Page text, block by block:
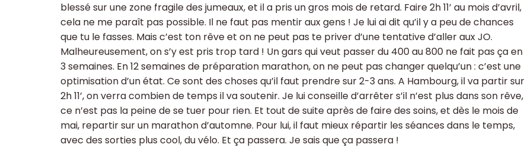
blessé sur une zone fragile des jumeaux, et il a pris un gros mois de retard. Faire 2h 11’ au mois d’avril,
cela ne me paraît pas possible. Il ne faut pas mentir aux gens ! Je lui ai dit qu’il y a peu de chances
que tu le fasses. Mais c’est ton rêve et on ne peut pas te priver d’une tentative d’aller aux JO.
Malheureusement, on s’y est pris trop tard ! Un gars qui veut passer du 400 au 800 ne fait pas ça en
3 semaines. En 12 semaines de préparation marathon, on ne peut pas changer quelqu’un : c’est une
optimisation d’un état. Ce sont des choses qu’il faut prendre sur 2-3 ans. A Hambourg, il va partir sur
2h 11’, on verra combien de temps il va soutenir. Je lui conseille d’arrêter s’il n’est plus dans son rêve,
ce n’est pas la peine de se tuer pour rien. Et tout de suite après de faire des soins, et dès le mois de
mai, repartir sur un marathon d’automne. Pour lui, il faut mieux répartir les séances dans le temps,
avec des sorties plus cool, du vélo. Et ça passera. Je sais que ça passera !